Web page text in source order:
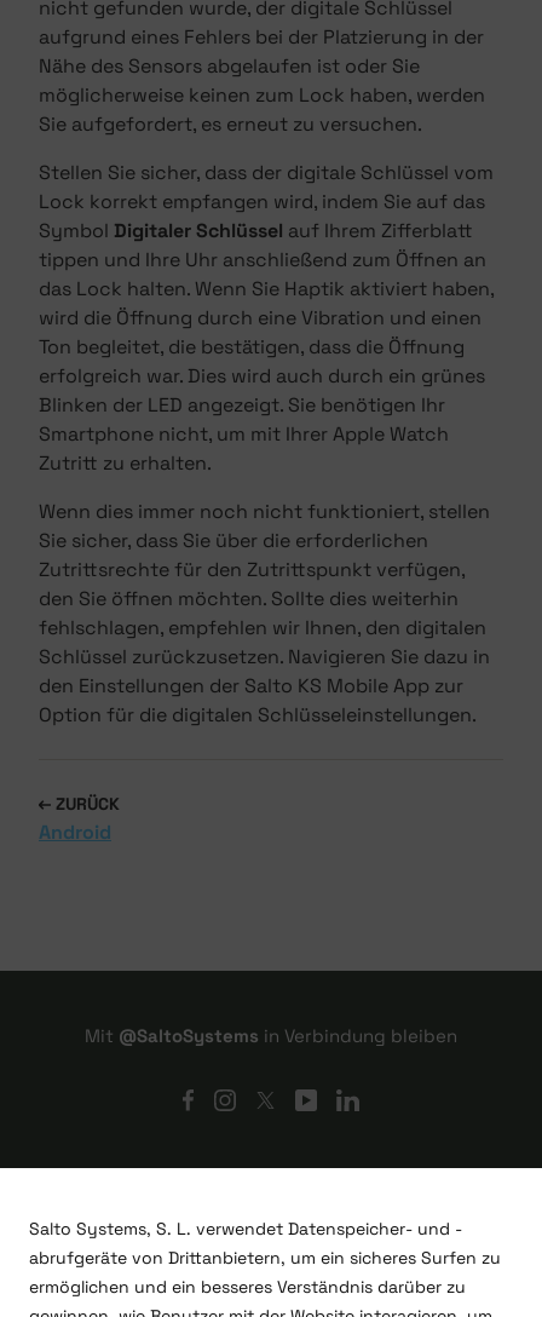
nicht gefunden wurde, der digitale Schlüssel
aufgrund eines Fehlers bei der Platzierung in der
Nähe des Sensors abgelaufen ist oder Sie
möglicherweise keinen zum Lock haben, werden
Sie aufgefordert, es erneut zu versuchen.
Stellen Sie sicher, dass der digitale Schlüssel vom
Lock korrekt empfangen wird, indem Sie auf das
Symbol Digitaler Schlüssel auf Ihrem Zifferblatt
tippen und Ihre Uhr anschließend zum Öffnen an
das Lock halten. Wenn Sie Haptik aktiviert haben,
wird die Öffnung durch eine Vibration und einen
Ton begleitet, die bestätigen, dass die Öffnung
erfolgreich war. Dies wird auch durch ein grünes
Blinken der LED angezeigt. Sie benötigen Ihr
Smartphone nicht, um mit Ihrer Apple Watch
Zutritt zu erhalten.
Wenn dies immer noch nicht funktioniert, stellen
Sie sicher, dass Sie über die erforderlichen
Zutrittsrechte für den Zutrittspunkt verfügen,
den Sie öffnen möchten. Sollte dies weiterhin
fehlschlagen, empfehlen wir Ihnen, den digitalen
Schlüssel zurückzusetzen. Navigieren Sie dazu in
den Einstellungen der Salto KS Mobile App zur
Option für die digitalen Schlüsseleinstellungen.
ZURÜCK
Android
Mit @SaltoSystems in Verbindung bleiben
Salto Systems, S. L. verwendet Datenspeicher- und -
abrufgeräte von Drittanbietern, um ein sicheres Surfen zu
ermöglichen und ein besseres Verständnis darüber zu